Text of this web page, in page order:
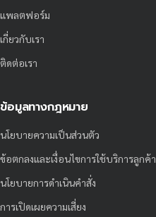
แพลตฟอร์ม
เกี่ยวกับเรา
ติดต่อเรา
ข้อมูลทางกฎหมาย
นโยบายความเป็นส่วนตัว
ข้อตกลงและเงื่อนไขการใช้บริการลูกค้า
นโยบายการดำเนินคำสั่ง
การเปิดเผยความเสี่ยง